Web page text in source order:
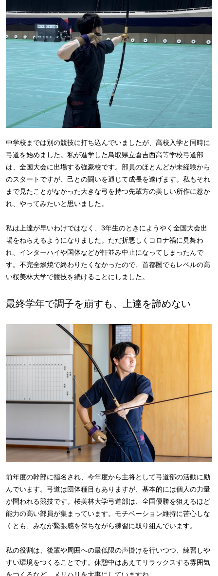
中学校までは別の競技に打ち込んでいましたが、高校入学と同時に
弓道を始めました。私が進学した鳥取県立倉吉西高等学校弓道部
は、全国大会に出場する強豪校です。部員のほとんどが未経験から
のスタートですが、己との闘いを通じて成長を遂げます。私もそれ
まで見たことがなかった大きな弓を持つ先輩方の美しい所作に惹か
れ、やってみたいと思いました。
私は上達が早いわけではなく、3年生のときにようやく全国大会出
場をねらえるようになりました。ただ折悪しくコロナ禍に見舞わ
れ、インターハイや国体などが軒並み中止になってしまったんで
す。不完全燃焼で終わりたくなかったので、首都圏でもレベルの高
い桜美林大学で競技を続けることにしました。
最終学年で調子を崩すも、上達を諦めない
前年度の幹部に指名され、今年度から主将として弓道部の活動に励
んでいます。弓道は団体種目もありますが、基本的には個人の力量
が問われる競技です。桜美林大学弓道部は、全国優勝を狙えるほど
能力の高い部員が集まっています。モチベーション維持に苦心しな
くとも、みなが緊張感を保ちながら練習に取り組んでいます。
私の役割は、後輩や周囲への最低限の声掛けを行いつつ、練習しや
すい環境をつくることです。休憩中はあえてリラックスする雰囲気